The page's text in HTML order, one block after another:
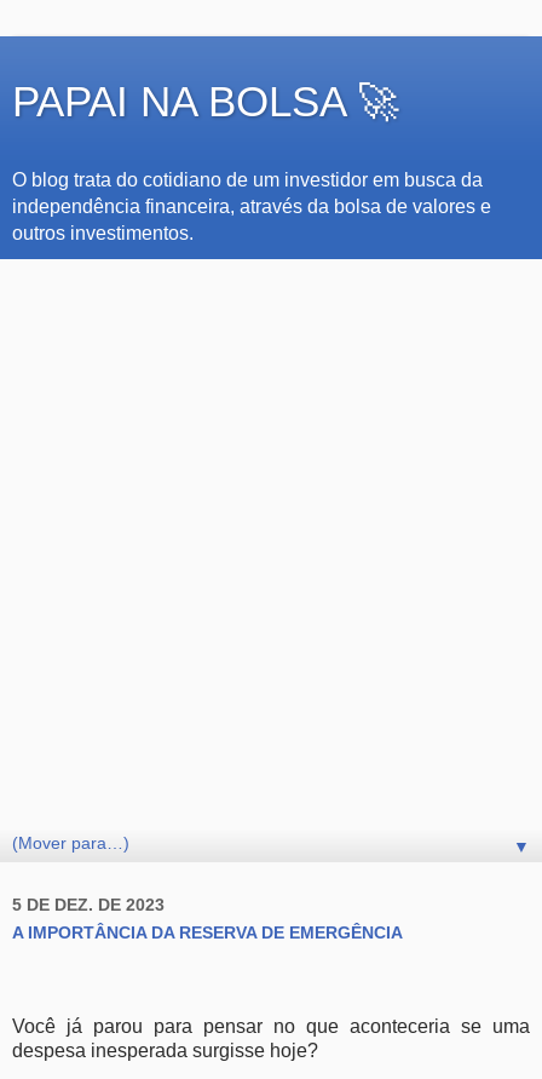
PAPAI NA BOLSA 🚀
O blog trata do cotidiano de um investidor em busca da
independência financeira, através da bolsa de valores e
outros investimentos.
▼
5 DE DEZ. DE 2023
A IMPORTÂNCIA DA RESERVA DE EMERGÊNCIA
Você já parou para pensar no que aconteceria se uma
despesa inesperada surgisse hoje?